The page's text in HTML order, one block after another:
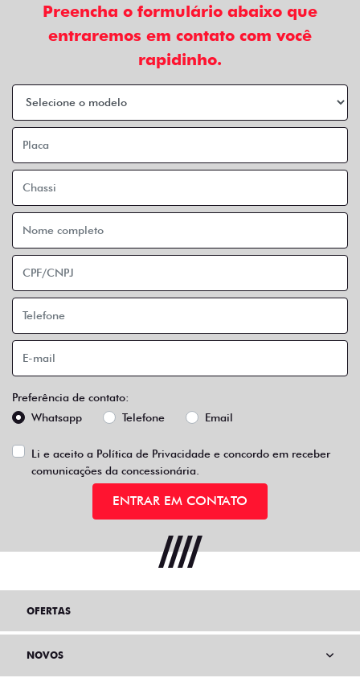
Preencha o formulário abaixo que
entraremos em contato com você
rapidinho.
Preferência de contato:
Whatsapp
Telefone Email
Li e aceito a Política de Privacidade e concordo em receber
comunicações da concessionária.
ENTRAR EM CONTATO
OFERTAS
NOVOS